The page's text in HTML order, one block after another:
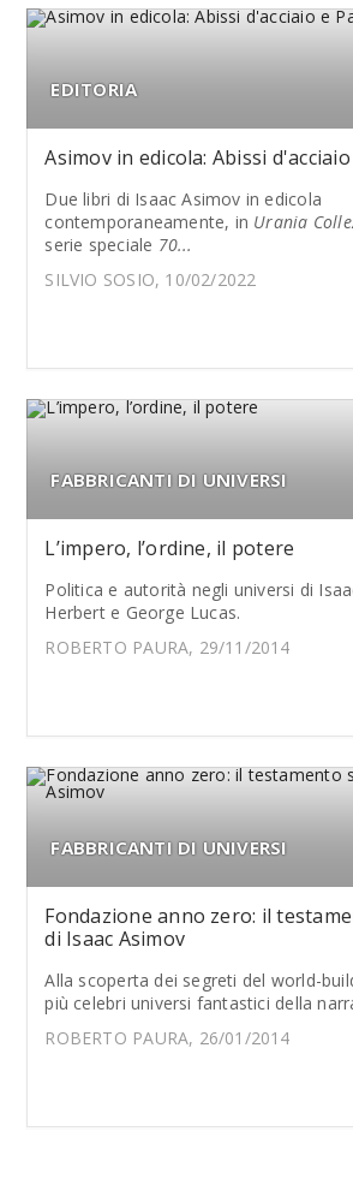
EDITORIA
Asimov in edicola: Abissi
Due libri di Isaac Asimov in edicola
contemporaneamente, in Urania
serie speciale 70...
SILVIO SOSIO, 10/02/2022
FABBRICANTI DI UNIVERSI
L’impero, l’ordine, il potere
Politica e autorità negli universi di
Herbert e George Lucas.
ROBERTO PAURA, 29/11/2014
FABBRICANTI DI UNIVERSI
Fondazione anno zero: il
di Isaac Asimov
Alla scoperta dei segreti del world-
più celebri universi fantastici della
ROBERTO PAURA, 26/01/2014